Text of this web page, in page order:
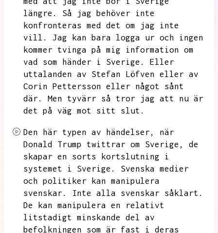
längre.
Så jag behöver inte
konfronteras med det om jag inte
vill.
Jag kan bara logga ur och ingen
kommer tvinga på mig information om
vad som händer i Sverige.
Eller
uttalanden av Stefan Löfven eller av
Corin Pettersson eller något sånt
där.
Men tyvärr så tror jag att nu är
det på väg mot sitt slut.
Den här typen av händelser,
när
Donald Trump twittrar om Sverige,
de
skapar en sorts kortslutning i
systemet i Sverige.
Svenska medier
och politiker kan manipulera
svenskar.
Inte alla svenskar såklart.
De kan manipulera en relativt
litstadigt minskande del av
befolkningen som är fast i deras